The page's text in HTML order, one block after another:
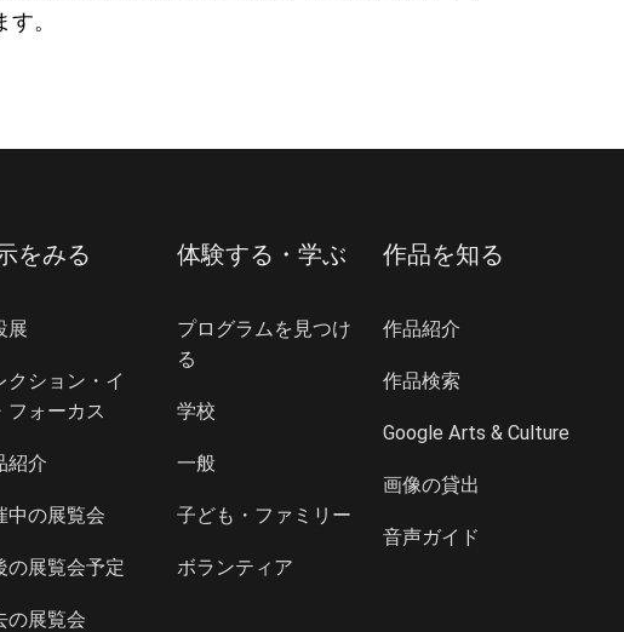
。
をみる
展
クション・イ
フォーカス
紹介
中の展覧会
の展覧会予定
の展覧会
体験する・学ぶ
プログラムを見つけ
る
学校
一般
子ども・ファミリー
ボランティア
作品を知る
作品紹介
作品検索
Google Arts & Culture
画像の貸出
音声ガイド